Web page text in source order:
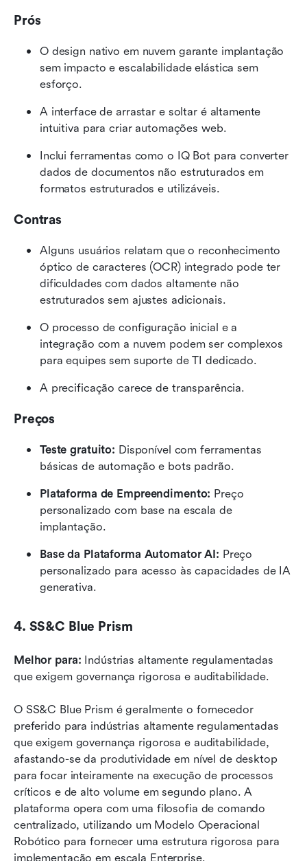
Prós
O design nativo em nuvem garante implantação
sem impacto e escalabilidade elástica sem
esforço.
A interface de arrastar e soltar é altamente
intuitiva para criar automações web.
Inclui ferramentas como o IQ Bot para converter
dados de documentos não estruturados em
formatos estruturados e utilizáveis.
Contras
Alguns usuários relatam que o reconhecimento
óptico de caracteres (OCR) integrado pode ter
dificuldades com dados altamente não
estruturados sem ajustes adicionais.
O processo de configuração inicial e a
integração com a nuvem podem ser complexos
para equipes sem suporte de TI dedicado.
A precificação carece de transparência.
Preços
Teste gratuito: Disponível com ferramentas
básicas de automação e bots padrão.
Plataforma de Empreendimento: Preço
personalizado com base na escala de
implantação.
Base da Plataforma Automator AI: Preço
personalizado para acesso às capacidades de IA
generativa.
4. SS&C Blue Prism
Melhor para: Indústrias altamente regulamentadas
que exigem governança rigorosa e auditabilidade.
O SS&C Blue Prism é geralmente o fornecedor
preferido para indústrias altamente regulamentadas
que exigem governança rigorosa e auditabilidade,
afastando-se da produtividade em nível de desktop
para focar inteiramente na execução de processos
críticos e de alto volume em segundo plano. A
plataforma opera com uma filosofia de comando
centralizado, utilizando um Modelo Operacional
Robótico para fornecer uma estrutura rigorosa para
implementação em escala Enterprise.